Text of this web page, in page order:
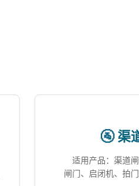
🚰 渠
适用产品：渠道
闸门、启闭机、拍